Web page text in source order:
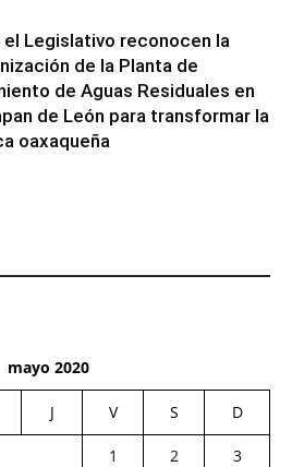
el Legislativo reconocen la
de la Planta de
de Aguas Residuales en
de León para transformar la
oaxaqueña
mayo 2020
J V S D
1 2
3